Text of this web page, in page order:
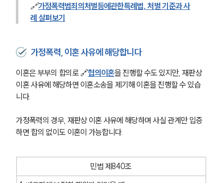
🔗가정폭력범죄의처벌등에관한특례법, 처벌 기준과 사
례 살펴보기
가정폭력, 이혼 사유에 해당합니다
이혼은 부부의 합의로 🔗협의이혼을 진행할 수도 있지만, 재판상
이혼 사유에 해당하면 이혼소송을 제기해 이혼을 진행할 수 있습
니다.
가정폭력의 경우, 재판상 이혼 사유에 해당하며 사실 관계만 입증
하면 합의 없이도 이혼이 가능합니다.
민법 제840조